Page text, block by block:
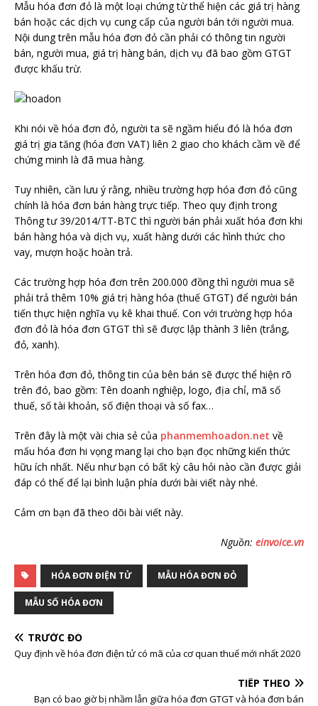
Mẫu hóa đơn đỏ là một loại chứng từ thể hiện các giá trị hàng
bán hoặc các dịch vụ cung cấp của người bán tới người mua.
Nội dung trên mẫu hóa đơn đỏ cần phải có thông tin người
bán, người mua, giá trị hàng bán, dịch vụ đã bao gồm GTGT
được khấu trừ.
Khi nói về hóa đơn đỏ, người ta sẽ ngầm hiểu đó là hóa đơn
giá trị gia tăng (hóa đơn VAT) liên 2 giao cho khách cầm về để
chứng minh là đã mua hàng.
Tuy nhiên, cần lưu ý rằng, nhiều trường hợp hóa đơn đỏ cũng
chính là hóa đơn bán hàng trực tiếp. Theo quy định trong
Thông tư 39/2014/TT-BTC thì người bán phải xuất hóa đơn khi
bán hàng hóa và dịch vụ, xuất hàng dưới các hình thức cho
vay, mượn hoặc hoàn trả.
Các trường hợp hóa đơn trên 200.000 đồng thì người mua sẽ
phải trả thêm 10% giá trị hàng hóa (thuế GTGT) để người bán
tiến thực hiện nghĩa vụ kê khai thuế. Con với trường hợp hóa
đơn đỏ là hóa đơn GTGT thì sẽ được lập thành 3 liên (trắng,
đỏ, xanh).
Trên hóa đơn đỏ, thông tin của bên bán sẽ được thể hiện rõ
trên đó, bao gồm: Tên doanh nghiệp, logo, địa chỉ, mã số
thuế, số tài khoản, số điện thoại và số fax…
Trên đây là một vài chia sẻ của phanmemhoadon.net về
mấu hóa đơn hi vọng mang lại cho bạn đọc những kiến thức
hữu ích nhất. Nếu như bạn có bất kỳ câu hỏi nào cần được giải
đáp có thể để lại bình luận phía dưới bài viết này nhé.
Cảm ơn bạn đã theo dõi bài viết này.
Nguồn: einvoice.vn
HÓA ĐƠN ĐIỆN TỬ MẪU HÓA ĐƠN ĐỎ
MẪU SỐ HÓA ĐƠN
TRƯỚC ĐÓ
Quy định về hóa đơn điện tử có mã của cơ quan thuế mới nhất 2020
TIẾP THEO
Bạn có bao giờ bị nhầm lẫn giữa hóa đơn GTGT và hóa đơn bán